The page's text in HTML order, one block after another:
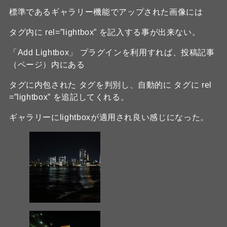
標準であるギャラリー機能でアップされた画像には
タグ内に rel=”lightbox” を記入する事が出来ない。
「Add Lightbox」 プラグインを利用すれば、投稿記事
（ページ）内にある
タグに内包された タグを判別し、自動的に タグに rel
=”lightbox” を追記してくれる。
ギャラリーにlightboxが適用され良い感じになった。